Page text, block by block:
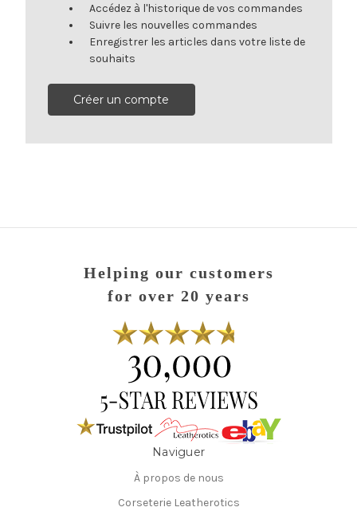
Accédez à l'historique de vos commandes
Suivre les nouvelles commandes
Enregistrer les articles dans votre liste de
souhaits
Créer un compte
Helping our customers
for over 20 years
Naviguer
À propos de nous
Corseterie Leatherotics